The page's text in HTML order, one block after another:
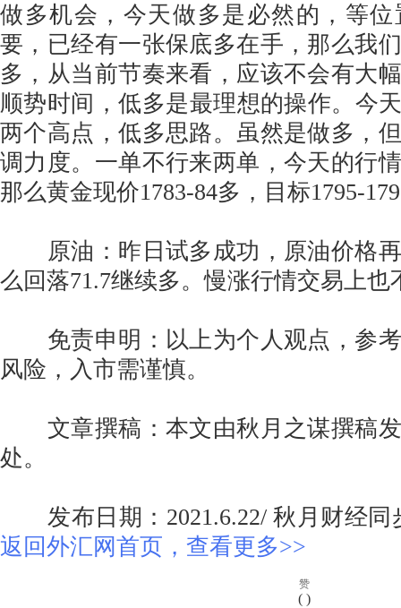
做多机会，今天做多是必然的，等
要，已经有一张保底多在手，那么我
多，从当前节奏来看，应该不会有大
顺势时间，低多是最理想的操作。今
两个高点，低多思路。虽然是做多，
调力度。一单不行来两单，今天的行
那么黄金现价1783-84多，目标1795-
原油：昨日试多成功，原油价格再
么回落71.7继续多。慢涨行情交易上也
免责申明：以上为个人观点，参考
风险，入市需谨慎。
文章撰稿：本文由秋月之谋撰稿发
处。
发布日期：2021.6.22/ 秋月财经同
返回外汇网首页，查看更多>>
赞
( )